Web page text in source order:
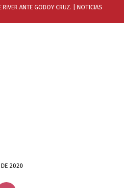
ANTE GODOY CRUZ. | NOTICIAS
DE 2020